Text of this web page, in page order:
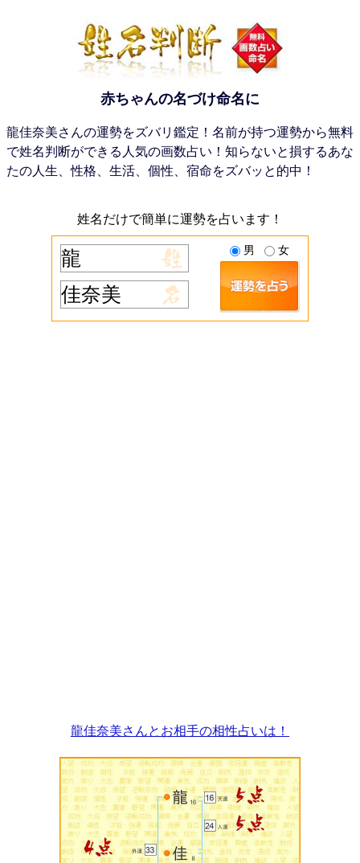
赤ちゃんの名づけ命名に
龍佳奈美さんの運勢をズバリ鑑定！名前が持つ運勢から無料
で姓名判断ができる人気の画数占い！知らないと損するあな
たの人生、性格、生活、個性、宿命をズバッと的中！
姓名だけで簡単に運勢を占います！
男 女
龍佳奈美さんとお相手の相性占いは！